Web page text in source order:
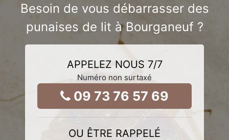
Besoin de vous débarrasser des
punaises de lit à Bourganeuf ?
APPELEZ NOUS 7/7
Numéro non surtaxé
09 73 76 57 69
OU ÊTRE RAPPELÉ